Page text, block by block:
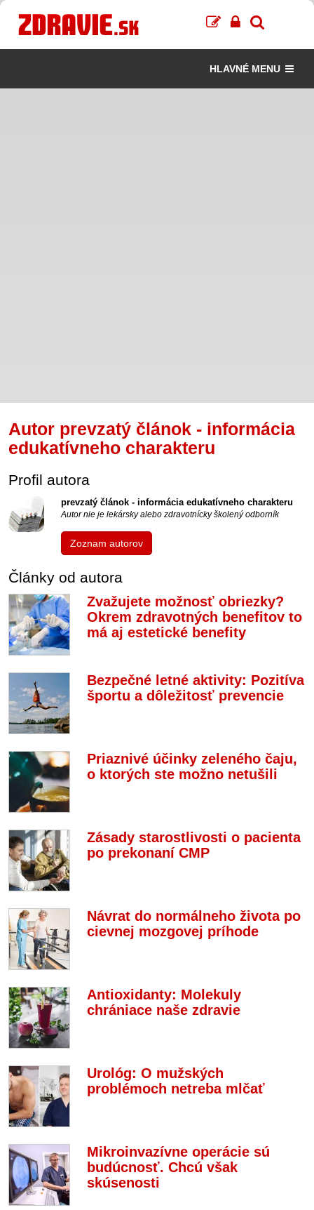
HLAVNÉ MENU
Autor prevzatý článok - informácia
edukatívneho charakteru
Profil autora
prevzatý článok - informácia edukatívneho charakteru
Autor nie je lekársky alebo zdravotnícky školený odborník
Zoznam autorov
Články od autora
Zvažujete možnosť obriezky?
Okrem zdravotných benefitov to
má aj estetické benefity
Bezpečné letné aktivity: Pozitíva
športu a dôležitosť prevencie
Priaznivé účinky zeleného čaju,
o ktorých ste možno netušili
Zásady starostlivosti o pacienta
po prekonaní CMP
Návrat do normálneho života po
cievnej mozgovej príhode
Antioxidanty: Molekuly
chrániace naše zdravie
Urológ: O mužských
problémoch netreba mlčať
Mikroinvazívne operácie sú
budúcnosť. Chcú však
skúsenosti